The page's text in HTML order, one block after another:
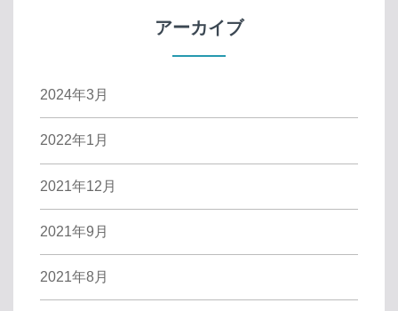
アーカイブ
2024年3月
2022年1月
2021年12月
2021年9月
2021年8月